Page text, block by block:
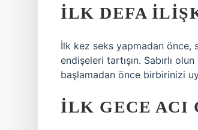
İLK DEFA
İlk kez seks yapmadan önce,
endişeleri tartışın. Sabırlı
başlamadan önce birbirinizi
İLK GECE ACI